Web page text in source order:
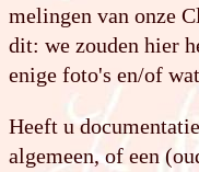
melingen van onze
dit: we zouden hier
enige foto's en/of
Heeft u
algemeen, of een